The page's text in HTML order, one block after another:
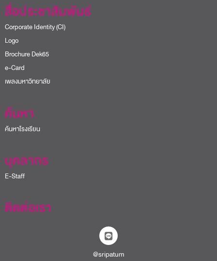
สื่อประชาสัมพันธ์
Corporate Identity (CI)
Logo
Brochure Dek65
e-Card
เพลงมหาวิทยาลัย
ค้นหา
ค้นหาโรงเรียน
บุคลากร
E-Staff
ติดต่อเรา
@sripatum